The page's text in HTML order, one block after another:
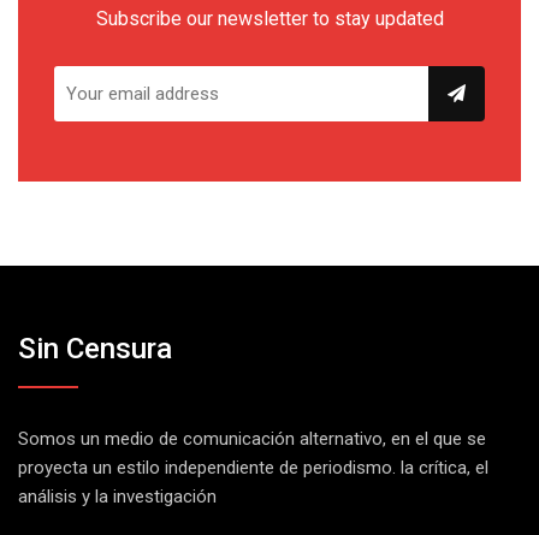
Subscribe our newsletter to stay updated
Sin Censura
Somos un medio de comunicación alternativo, en el que se
proyecta un estilo independiente de periodismo. la crítica, el
análisis y la investigación